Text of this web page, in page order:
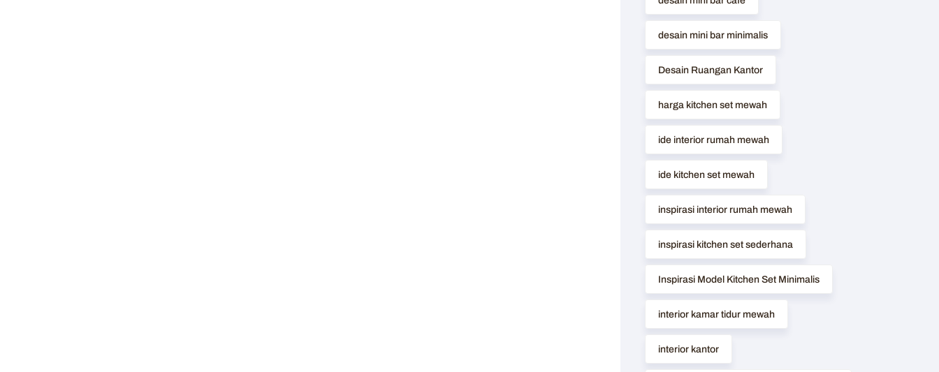
desain mini bar minimalis
Desain Ruangan Kantor
harga kitchen set mewah
ide interior rumah mewah
ide kitchen set mewah
inspirasi interior rumah mewah
inspirasi kitchen set sederhana
Inspirasi Model Kitchen Set Minimalis
interior kamar tidur mewah
interior kantor